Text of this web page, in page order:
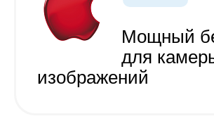
Мощный
для
изображений